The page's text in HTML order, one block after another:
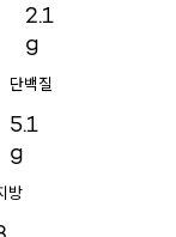
2.1
g
단백질
5.1
g
방